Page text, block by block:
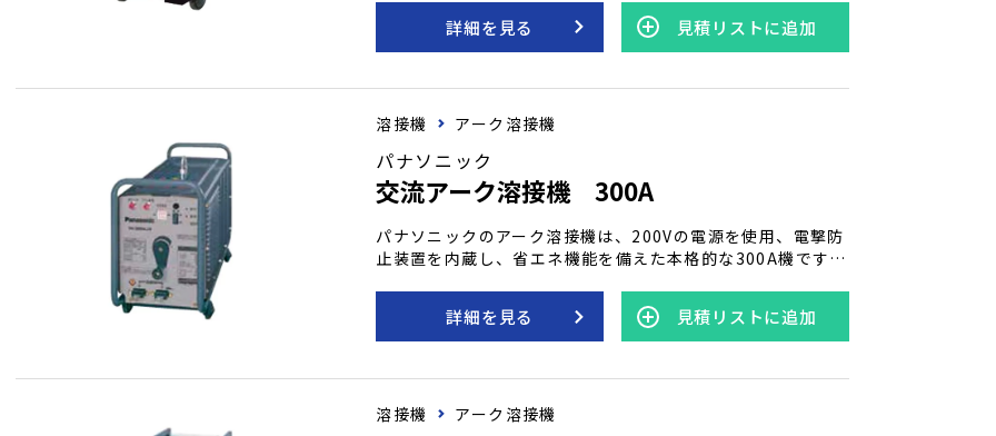
ローダウン装置が搭載されているため燃料の節約が可能で
す。 高い性能と使いやすさを兼ね備えたデンヨーの発電機付
き溶接機は、様々な作業環境で優れたパフォーマンスを発揮
詳細を見る 見積リストに追加
溶接機 アーク溶接機
パナソニック
交流アーク溶接機 300A
パナソニックのアーク溶接機は、200Vの電源を使用、電撃防
止装置を内蔵し、省エネ機能を備えた本格的な300A機です。
頼性を提供します。 この溶接機は、電気を効率的に利用しな
がら、多様な溶接作業に対応する頼りになる装置です。
詳細を見る 見積リストに追加
溶接機 アーク溶接機